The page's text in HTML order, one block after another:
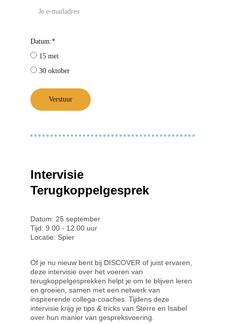
Datum:*
15 mei
30 oktober
Verstuur
Intervisie
Terugkoppelgesprek
Datum: 25 september
Tijd: 9.00 - 12.00 uur
Locatie: Spier
Of je nu nieuw bent bij DISCOVER of juist ervaren,
deze intervisie over het voeren van
terugkoppelgesprekken helpt je om te blijven leren
en groeien, samen met een netwerk van
inspirerende collega-coaches. Tijdens deze
intervisie krijg je tips & tricks van Sterre en Isabel
over hun manier van gespreksvoering.